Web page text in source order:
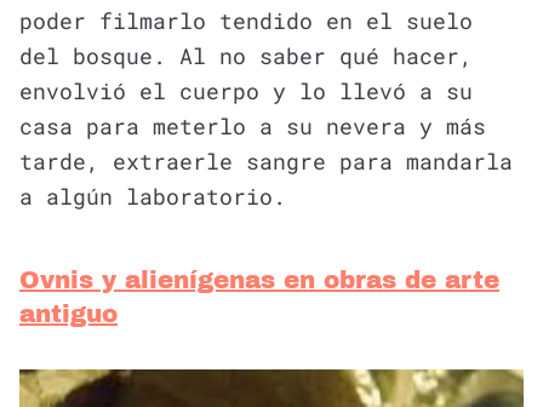
poder filmarlo tendido en el suelo
del bosque. Al no saber qué hacer,
envolvió el cuerpo y lo llevó a su
casa para meterlo a su nevera y más
tarde, extraerle sangre para mandarla
a algún laboratorio.
Ovnis y alienígenas en obras de arte
antiguo